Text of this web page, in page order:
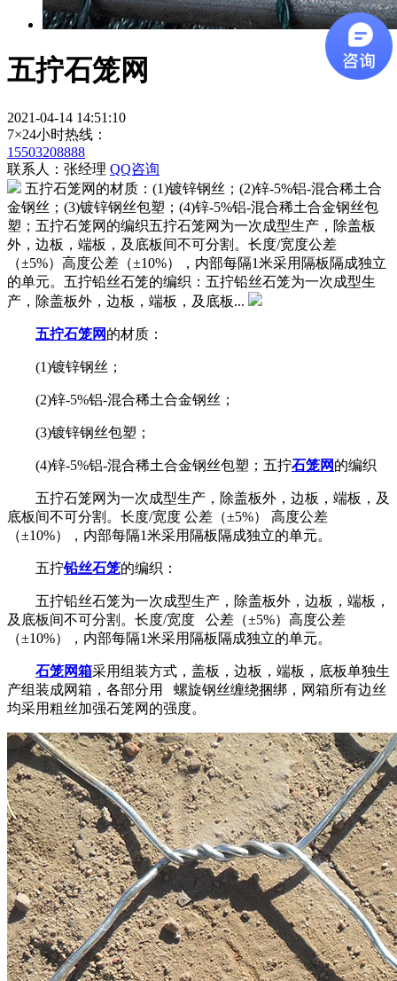
五拧石笼网
2021-04-14 14:51:10
7×24小时热线：
15503208888
联系人：张经理 QQ咨询
五拧石笼网的材质：(1)镀锌钢丝；(2)锌-5%铝-混合稀土合
金钢丝；(3)镀锌钢丝包塑；(4)锌-5%铝-混合稀土合金钢丝包
塑；五拧石笼网的编织五拧石笼网为一次成型生产，除盖板
外，边板，端板，及底板间不可分割。长度/宽度公差
（±5%）高度公差（±10%），内部每隔1米采用隔板隔成独立
的单元。五拧铅丝石笼的编织：五拧铅丝石笼为一次成型生
产，除盖板外，边板，端板，及底板...
五拧石笼网的材质：
(1)镀锌钢丝；
(2)锌-5%铝-混合稀土合金钢丝；
(3)镀锌钢丝包塑；
(4)锌-5%铝-混合稀土合金钢丝包塑；五拧石笼网的编织
五拧石笼网为一次成型生产，除盖板外，边板，端板，及
底板间不可分割。长度/宽度 公差（±5%） 高度公差
（±10%），内部每隔1米采用隔板隔成独立的单元。
五拧铅丝石笼的编织：
五拧铅丝石笼为一次成型生产，除盖板外，边板，端板，
及底板间不可分割。长度/宽度 公差（±5%）高度公差
（±10%），内部每隔1米采用隔板隔成独立的单元。
石笼网箱采用组装方式，盖板，边板，端板，底板单独生
产组装成网箱，各部分用 螺旋钢丝缠绕捆绑，网箱所有边丝
均采用粗丝加强石笼网的强度。